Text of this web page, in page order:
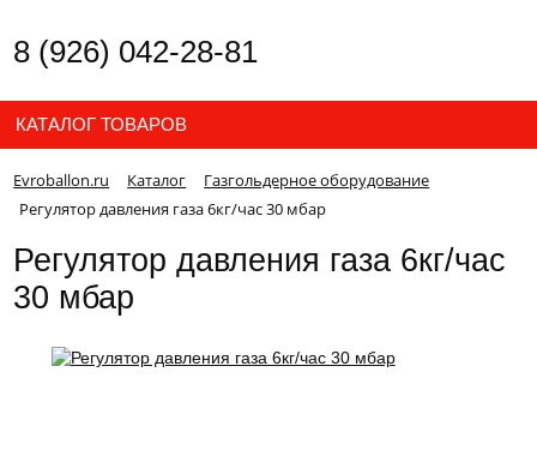
8 (926) 042-28-81
КАТАЛОГ ТОВАРОВ
Evroballon.ru Каталог
Газгольдерное оборудование
Регулятор давления газа 6кг/час 30 мбар
Регулятор давления газа 6кг/час
30 мбар